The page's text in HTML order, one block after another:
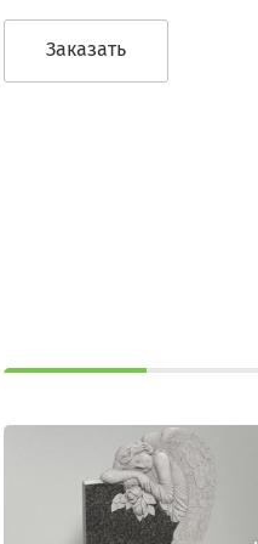
Заказать